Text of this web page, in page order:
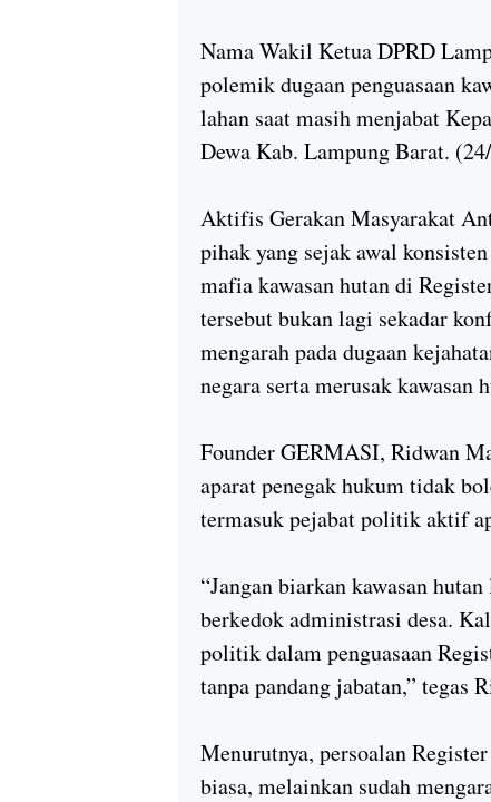
Nama Wakil Ketua DPRD
polemik dugaan penguasaan
lahan saat masih menjabat
Dewa Kab. Lampung Barat.
Aktifis Gerakan Masyarakat
pihak yang sejak awal
mafia kawasan hutan di
tersebut bukan lagi sekadar
mengarah pada dugaan
negara serta merusak kawasan
Founder GERMASI, Ridwan
aparat penegak hukum tidak
termasuk pejabat politik aktif
“Jangan biarkan kawasan
berkedok administrasi desa.
politik dalam penguasaan
tanpa pandang jabatan,” tegas
Menurutnya, persoalan
biasa, melainkan sudah